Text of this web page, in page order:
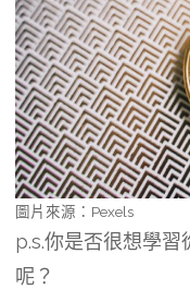
圖片來源：Pexels
p.s.你是否很想學
呢？